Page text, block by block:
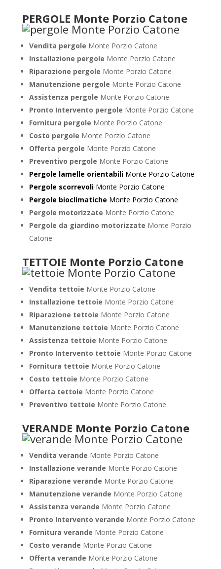
PERGOLE Monte Porzio Catone
Vendita pergole Monte Porzio Catone
Installazione pergole Monte Porzio Catone
Riparazione pergole Monte Porzio Catone
Manutenzione pergole Monte Porzio Catone
Assistenza pergole Monte Porzio Catone
Pronto Intervento pergole Monte Porzio Catone
Fornitura pergole Monte Porzio Catone
Costo pergole Monte Porzio Catone
Offerta pergole Monte Porzio Catone
Preventivo pergole Monte Porzio Catone
Pergole lamelle orientabiliMonte Porzio Catone
Pergole scorrevoliMonte Porzio Catone
Pergole bioclimatiche Monte Porzio Catone
Pergole motorizzate Monte Porzio Catone
Pergole da giardino motorizzate Monte Porzio
Catone
TETTOIE Monte Porzio Catone
Vendita tettoie Monte Porzio Catone
Installazione tettoie Monte Porzio Catone
Riparazione tettoie Monte Porzio Catone
Manutenzione tettoie Monte Porzio Catone
Assistenza tettoie Monte Porzio Catone
Pronto Intervento tettoie Monte Porzio Catone
Fornitura tettoie Monte Porzio Catone
Costo tettoie Monte Porzio Catone
Offerta tettoie Monte Porzio Catone
Preventivo tettoie Monte Porzio Catone
VERANDE Monte Porzio Catone
Vendita verande Monte Porzio Catone
Installazione verande Monte Porzio Catone
Riparazione verande Monte Porzio Catone
Manutenzione verande Monte Porzio Catone
Assistenza verande Monte Porzio Catone
Pronto Intervento verande Monte Porzio Catone
Fornitura verande Monte Porzio Catone
Costo verande Monte Porzio Catone
Offerta verande Monte Porzio Catone